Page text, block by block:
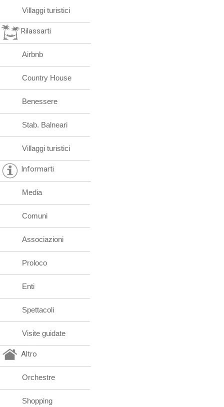
Villaggi turistici
Rilassarti
Airbnb
Country House
Benessere
Stab. Balneari
Villaggi turistici
Informarti
Media
Comuni
Associazioni
Proloco
Enti
Spettacoli
Visite guidate
Altro
Orchestre
Shopping